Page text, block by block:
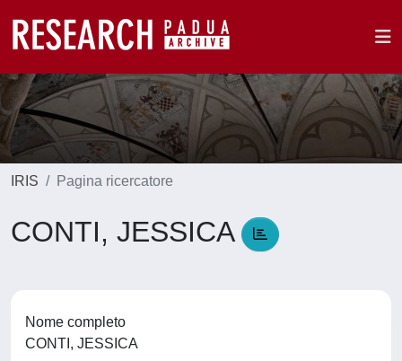
IRIS Pagina ricercatore
CONTI, JESSICA
Nome completo
CONTI, JESSICA